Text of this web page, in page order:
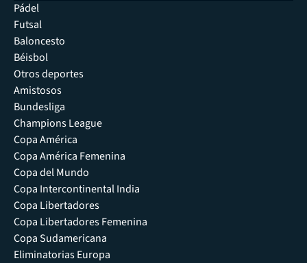
Pádel
Futsal
Baloncesto
Béisbol
Otros deportes
Amistosos
Bundesliga
Champions League
Copa América
Copa América Femenina
Copa del Mundo
Copa Intercontinental India
Copa Libertadores
Copa Libertadores Femenina
Copa Sudamericana
Eliminatorias Europa